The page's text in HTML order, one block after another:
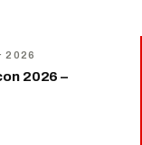
· 2026
2026 –